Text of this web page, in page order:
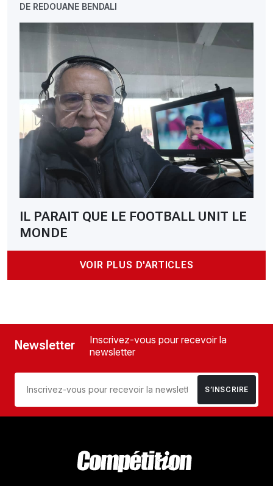
DE REDOUANE BENDALI
IL PARAIT QUE LE FOOTBALL UNIT LE
MONDE
VOIR PLUS D'ARTICLES
Newsletter
Inscrivez-vous pour recevoir la
newsletter
S’INSCRIRE